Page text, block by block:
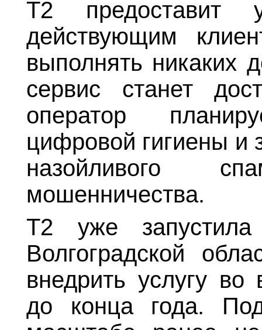
Т2
действующим
выполнять никаких
сервис станет
оператор
цифровой гигиены и
назойливого
мошенничества.
Т2 уже
Волгоградской
внедрить услугу во
до конца года.